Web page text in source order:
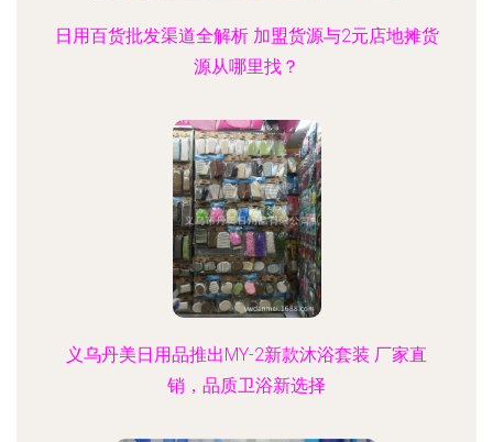
日用百货批发渠道全解析 加盟货源与2元店地摊货
源从哪里找？
义乌丹美日用品推出MY-2新款沐浴套装 厂家直
销，品质卫浴新选择